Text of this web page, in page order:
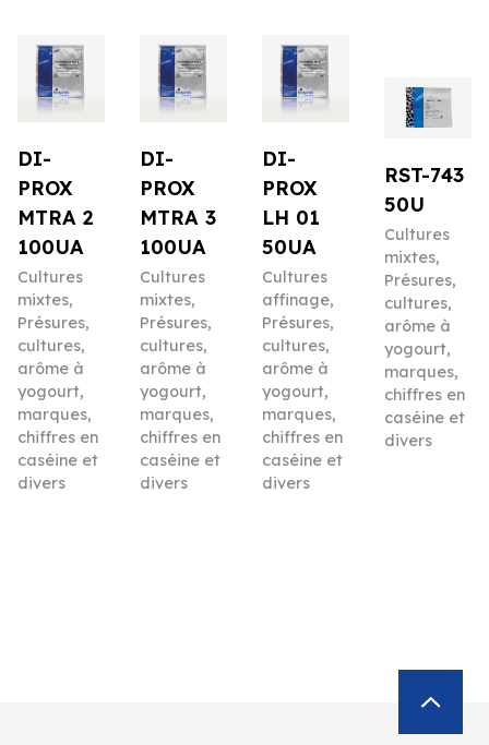
DI-
PROX
MTRA 2
100UA
Cultures
mixtes,
Présures,
cultures,
arôme à
yogourt,
marques,
chiffres en
caséine et
divers
DI-
PROX
MTRA 3
100UA
Cultures
mixtes,
Présures,
cultures,
arôme à
yogourt,
marques,
chiffres en
caséine et
divers
DI-
PROX
LH 01
50UA
Cultures
affinage,
Présures,
cultures,
arôme à
yogourt,
marques,
chiffres en
caséine et
divers
RST-743
50U
Cultures
mixtes,
Présures,
cultures,
arôme à
yogourt,
marques,
chiffres en
caséine et
divers